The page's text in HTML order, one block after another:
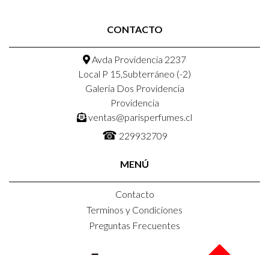
CONTACTO
Avda Providencia 2237
Local P 15,Subterráneo (-2)
Galeria Dos Providencia
Providencia
ventas@parisperfumes.cl
☎ 229932709
MENÚ
Contacto
Terminos y Condiciones
Preguntas Frecuentes